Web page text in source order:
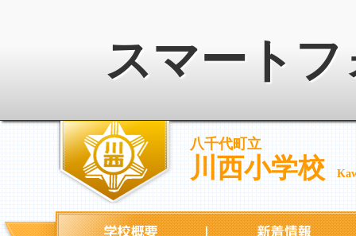
スマート
八千代町立
川西小学校
学校概要